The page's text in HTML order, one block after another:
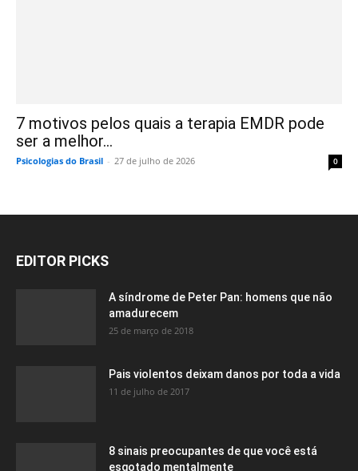
7 motivos pelos quais a terapia EMDR pode
ser a melhor...
Psicologias do Brasil - 27 de julho de 2026 0
EDITOR PICKS
A síndrome de Peter Pan: homens que não
amadurecem
25 de março de 2018
Pais violentos deixam danos por toda a vida
11 de julho de 2017
8 sinais preocupantes de que você está
esgotado mentalmente